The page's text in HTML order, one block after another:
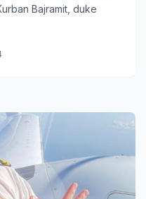
Bajramit, duke